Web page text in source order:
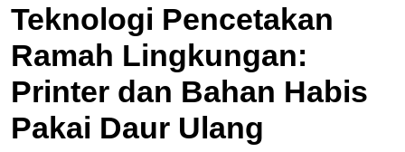
Teknologi Pencetakan
Ramah Lingkungan:
Printer dan Bahan Habis
Pakai Daur Ulang